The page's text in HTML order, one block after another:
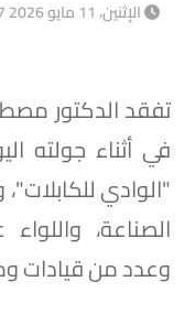
الإثنين، 11 مايو 2026 02:37 م
تفقد الدكتور
في أثناء جولته
"الوادي
الصناعة،
وعدد من قيادات